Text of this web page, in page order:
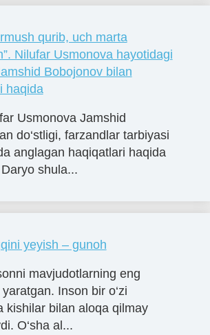
qurib, uch marta
Nilufar Usmonova hayotidagi
Bobojonov bilan
haqida
Usmonova Jamshid
do‘stligi, farzandlar tarbiyasi
anglagan haqiqatlari haqida
shula...
yeyish – gunoh
mavjudotlarning eng
Inson bir o‘zi
kishilar bilan aloqa qilmay
O‘sha al...